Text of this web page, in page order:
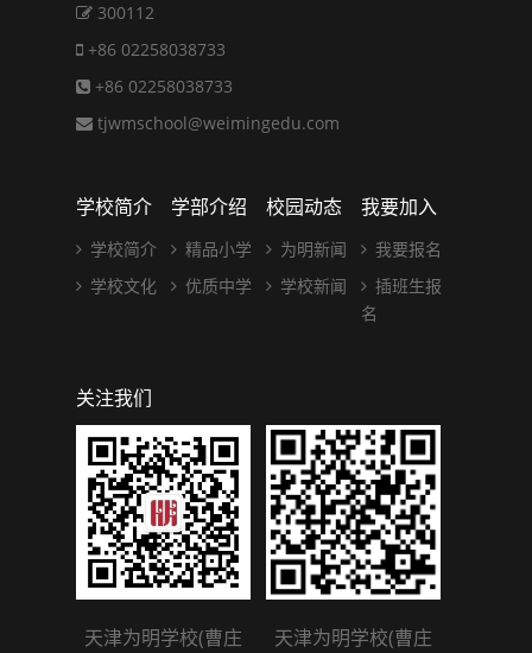
300112
+86 02258038733
+86 02258038733
tjwmschool@weimingedu.com
学校简介
学校简介
学校文化
学部介绍
精品小学
优质中学
校园动态
为明新闻
学校新闻
我要加入
我要报名
插班生报
名
关注我们
天津为明学校(曹庄
天津为明学校(曹庄